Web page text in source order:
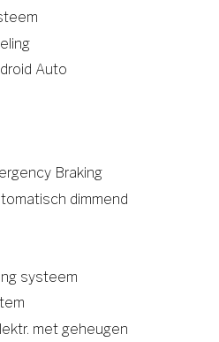
Auto
Braking
dimmend
systeem
met geheugen